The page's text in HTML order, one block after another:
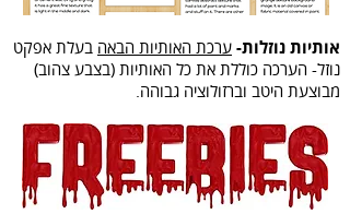
אותיות נוזלות- ערכת האותיות הבאה בעלת אפקט
נוזל- הערכה כוללת את כל האותיות (בצבע צהוב)
מבוצעת היטב וברזולוציה גבוהה.